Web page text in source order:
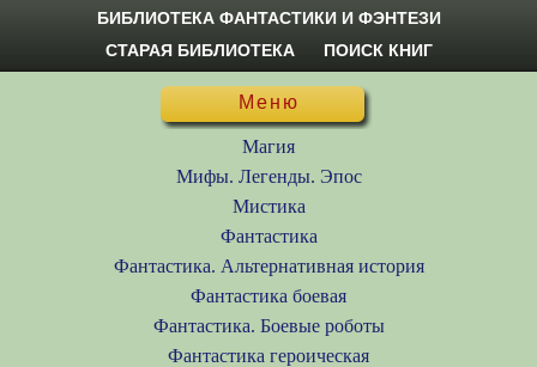
БИБЛИОТЕКА ФАНТАСТИКИ И ФЭНТЕЗИ
СТАРАЯ БИБЛИОТЕКА
ПОИСК КНИГ
Меню
Магия
Мифы. Легенды. Эпос
Мистика
Фантастика
Фантастика. Альтернативная история
Фантастика боевая
Фантастика. Боевые роботы
Фантастика героическая